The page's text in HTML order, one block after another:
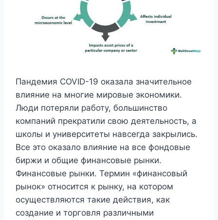
Пандемия COVID-19 оказала значительное
влияние на многие мировые экономики.
Люди потеряли работу, большинство
компаний прекратили свою деятельность, а
школы и университеты навсегда закрылись.
Все это оказало влияние на все фондовые
биржи и общие финансовые рынки.
Финансовые рынки. Термин «финансовый
рынок» относится к рынку, на котором
осуществляются такие действия, как
создание и торговля различными